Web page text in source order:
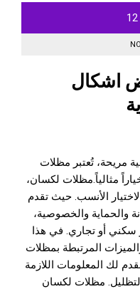
12
اشكال
مريحة، تُعتبر مظلات
مثالياً.مظلات لكسان،
الأنسب. حيث تقدم
والحماية والخصوصية،
سكني أو تجاري. في هذا
المرتبطة بمظلات
لك المعلومات اللازمة
مظلات لكسان